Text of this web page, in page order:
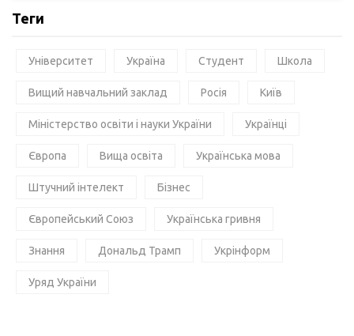
Теги
Університет Україна Студент Школа
Вищий навчальний заклад Росія Київ
Міністерство освіти і науки України Українці
Європа Вища освіта Українська мова
Штучний інтелект Бізнес
Європейський Союз Українська гривня
Знання Дональд Трамп Укрінформ
Уряд України